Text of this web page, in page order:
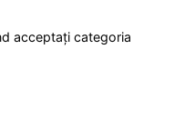
acceptați categoria